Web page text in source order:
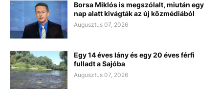
Borsa Miklós is megszólalt, miután egy
nap alatt kivágták az új közmédiából
Augusztus 07, 2026
Egy 14 éves lány és egy 20 éves férfi
fulladt a Sajóba
Augusztus 07, 2026